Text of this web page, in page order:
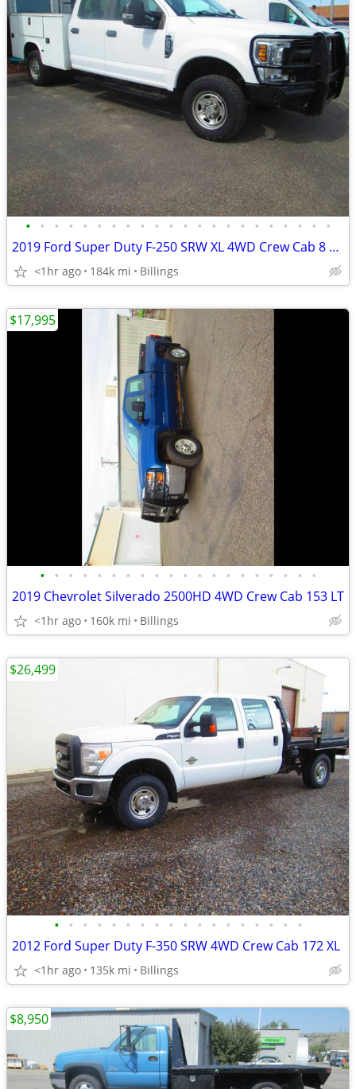
• • • • • • • • • • • • • • • • • • • • • •
2019 Ford Super Duty F-250 SRW XL 4WD Crew Cab 8 Box
<1hr ago 184k mi Billings
• • • • • • • • • • • • • • • • • • • •
2019 Chevrolet Silverado 2500HD 4WD Crew Cab 153 LT
<1hr ago 160k mi Billings
$17,995
• • • • • • • • • • • • • • • • • •
2012 Ford Super Duty F-350 SRW 4WD Crew Cab 172 XL
<1hr ago 135k mi Billings
$26,499
$8,950